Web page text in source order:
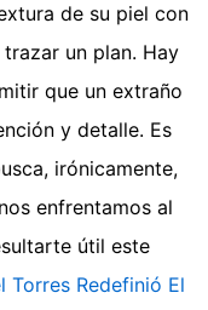
de su piel con
un plan. Hay
que un extraño
y detalle. Es
irónicamente,
enfrentamos al
útil este
Torres Redefinió El